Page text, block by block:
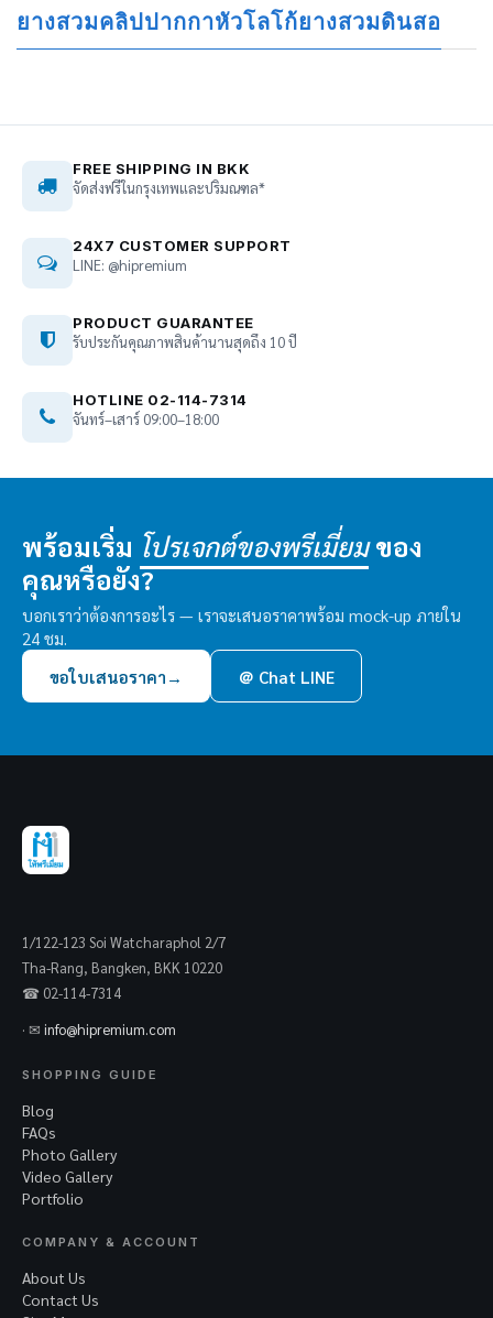
ยางสวมคลิปปากกาหัวโลโก้ยางสวมดินสอ
FREE SHIPPING IN BKK
จัดส่งฟรีในกรุงเทพและปริมณฑล*
24X7 CUSTOMER SUPPORT
LINE: @hipremium
PRODUCT GUARANTEE
รับประกันคุณภาพสินค้านานสุดถึง 10 ปี
HOTLINE 02-114-7314
จันทร์–เสาร์ 09:00–18:00
พร้อมเริ่ม โปรเจกต์ของพรีเมี่ยมของ
คุณหรือยัง?
บอกเราว่าต้องการอะไร — เราจะเสนอราคาพร้อม mock-up ภายใน
24 ชม.
ขอใบเสนอราคา → ＠ Chat LINE
1/122-123 Soi Watcharaphol 2/7
Tha-Rang, Bangken, BKK 10220
☎ 02-114-7314
· ✉ info@hipremium.com
SHOPPING GUIDE
Blog
FAQs
Photo Gallery
Video Gallery
Portfolio
COMPANY & ACCOUNT
About Us
Contact Us